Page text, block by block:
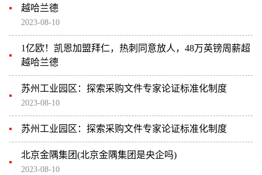
越哈兰德
2023-08-10
1亿欧！凯恩加盟拜仁，热刺同意放人，48万英镑周薪超
越哈兰德
苏州工业园区：探索采购文件专家论证标准化制度
2023-08-10
苏州工业园区：探索采购文件专家论证标准化制度
北京金隅集团(北京金隅集团是央企吗)
2023-08-10